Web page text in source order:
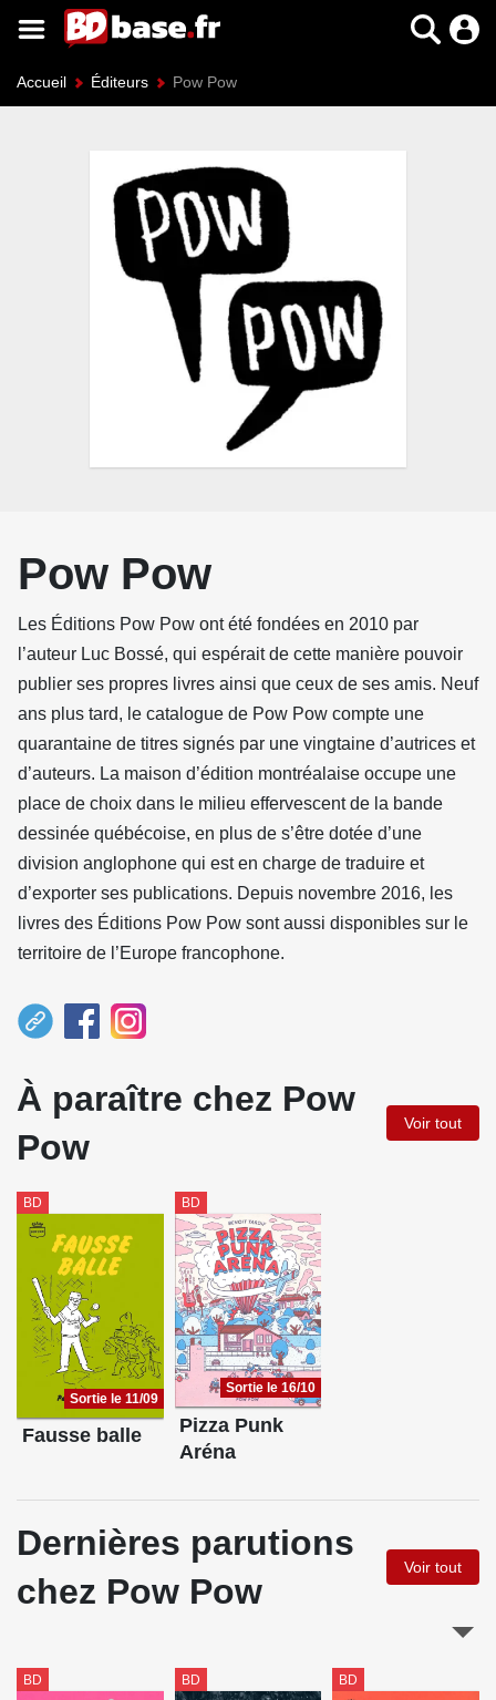
Accueil Éditeurs Pow Pow
Pow Pow
Les Éditions Pow Pow ont été fondées en 2010 par
l’auteur Luc Bossé, qui espérait de cette manière pouvoir
publier ses propres livres ainsi que ceux de ses amis. Neuf
ans plus tard, le catalogue de Pow Pow compte une
quarantaine de titres signés par une vingtaine d’autrices et
d’auteurs. La maison d’édition montréalaise occupe une
place de choix dans le milieu effervescent de la bande
dessinée québécoise, en plus de s’être dotée d’une
division anglophone qui est en charge de traduire et
d’exporter ses publications. Depuis novembre 2016, les
livres des Éditions Pow Pow sont aussi disponibles sur le
territoire de l’Europe francophone.
À paraître chez Pow
Pow
Voir tout
BD
Sortie le 11/09
Fausse balle
BD
Sortie le 16/10
Pizza Punk
Aréna
Dernières parutions
chez Pow Pow
Voir tout
BD BD BD